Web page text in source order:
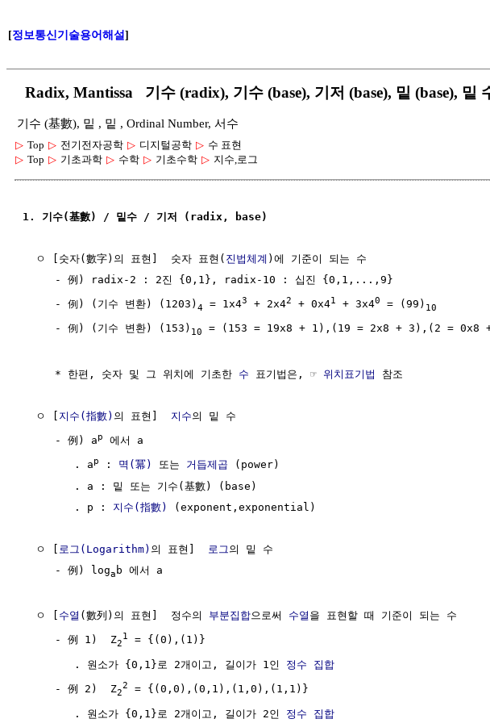
[정보통신기술용어해설]
Radix, Mantissa 기수 (radix), 기수 (base), 기저 (base), 밑 (base), 밑
기수 (基數), 밑 , 밑 , Ordinal Number, 서수
▷ Top ▷ 전기전자공학 ▷ 디지털공학 ▷ 수 표현
▷ Top ▷ 기초과학 ▷ 수학 ▷ 기초수학 ▷ 지수,로그
1. 기수(基數) / 밑수 / 기저 (radix, base)
  ㅇ [숫자(數字)의 표현]  숫자 표현(
진법체계 )에 기준이 되는 수
     - 例) radix-2 : 2진 {0,1}, radix-10 : 십진 {0,1,...,9}
     - 例) (기수 변환) (1203)
4 = 1x43 + 2x42 + 0x41 + 3x40 = (99) 10
     - 例) (기수 변환) (153)
10 = (153 = 19x8 + 1),(19 = 2x8 + 3),(2 = 0x8
     * 한편, 숫자 및 그 위치에 기초한
수 표기법은, ☞ 위치표기법 참조
  ㅇ [
지수(指數) 의 표현] 지수의 밑 수
     - 例) a
p 에서 a
        . a
p : 멱(冪) 또는 거듭제곱 (power)
        . a : 밑 또는 기수(基數) (base)
        . p :
지수(指數) (exponent,exponential)
  ㅇ [
로그(Logarithm) 의 표현] 로그 의 밑 수
     - 例) log
a b 에서 a
  ㅇ [
수열 (數列)의 표현]  정수의 부분집합으로써 수열 을 표현할 때 기준이 되는 수
     - 例 1)  Z
2
1 = {(0),(1)}
        . 원소가 {0,1}로 2개이고, 길이가 1인
정수 집합
     - 例 2)  Z
2
2 = {(0,0),(0,1),(1,0),(1,1)}
        . 원소가 {0,1}로 2개이고, 길이가 2인
정수 집합